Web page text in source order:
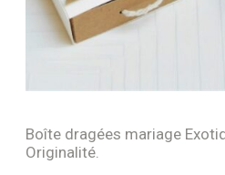
Boîte dragées mariage
Originalité.